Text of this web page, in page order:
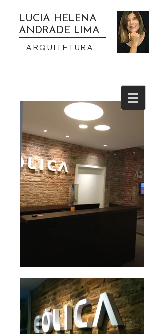
LUCIA HELENA
ANDRADE LIMA
ARQUITETURA